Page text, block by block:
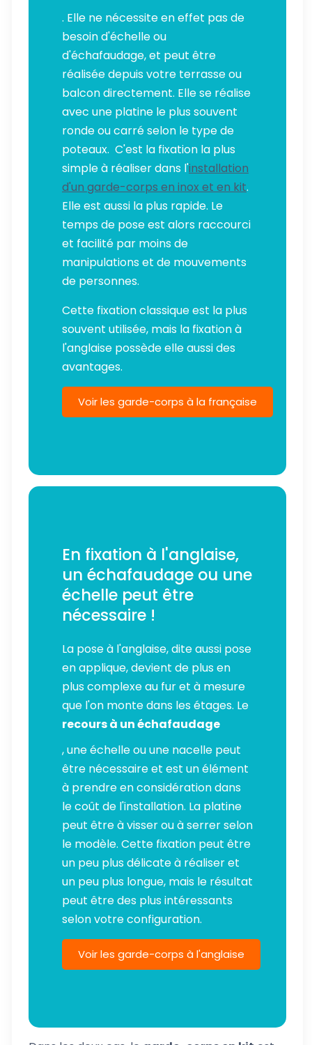
. Elle ne nécessite en effet pas de
besoin d'échelle ou
d'échafaudage, et peut être
réalisée depuis votre terrasse ou
balcon directement. Elle se réalise
avec une platine le plus souvent
ronde ou carré selon le type de
poteaux. C'est la fixation la plus
simple à réaliser dans l'installation
d'un garde-corps en inox et en kit.
Elle est aussi la plus rapide. Le
temps de pose est alors raccourci
et facilité par moins de
manipulations et de mouvements
de personnes.
Cette fixation classique est la plus
souvent utilisée, mais la fixation à
l'anglaise possède elle aussi des
avantages.
Voir les garde-corps à la française
En fixation à l'anglaise,
un échafaudage ou une
échelle peut être
nécessaire !
La pose à l'anglaise, dite aussi pose
en applique, devient de plus en
plus complexe au fur et à mesure
que l'on monte dans les étages. Le
recours à un échafaudage
, une échelle ou une nacelle peut
être nécessaire et est un élément
à prendre en considération dans
le coût de l'installation. La platine
peut être à visser ou à serrer selon
le modèle. Cette fixation peut être
un peu plus délicate à réaliser et
un peu plus longue, mais le résultat
peut être des plus intéressants
selon votre configuration.
Voir les garde-corps à l'anglaise